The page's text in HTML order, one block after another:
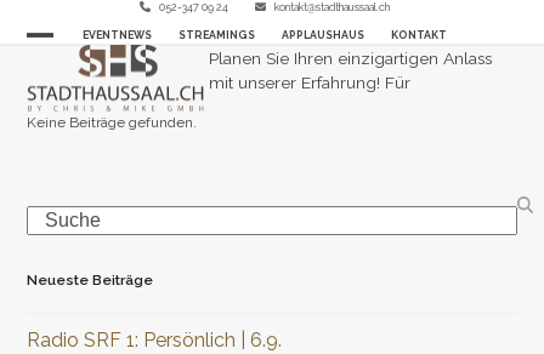
052-347 09 24 kontakt@stadthaussaal.ch
EVENTNEWS STREAMINGS APPLAUSHAUS KONTAKT
Open
mobile
Close
mobile
Keine Beiträge gefunden.
Search
Neueste Beiträge
Radio SRF 1: Persönlich | 6.9.
Planen Sie Ihren einzigartigen Anlass
mit unserer Erfahrung! Für